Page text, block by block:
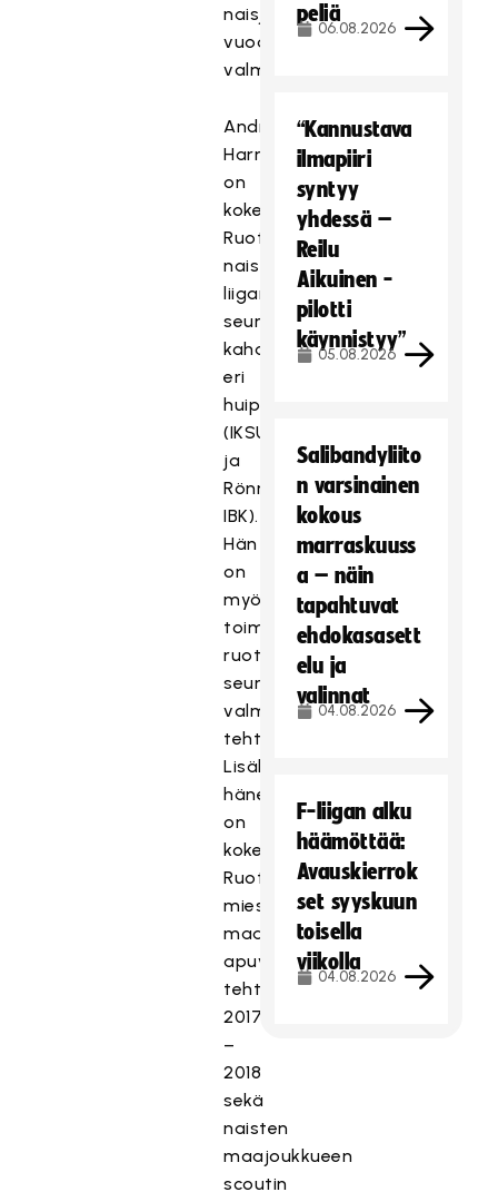
naisjoukkueiden
vuoden
valmentajaksi.
Andreas
Harneskilla
on
kokemusta
Ruotsin
naisten
liigan
seuravalmennuksesta
kahdesta
eri
huippuorganisaatiossa
(IKSU
ja
Rönnby
IBK).
Hän
on
myös
toiminut
ruotsalaisissa
seuroissa
valmennuspäällikön
tehtävissä.
Lisäksi
hänellä
on
kokemusta
Ruotsin
miesten
maajoukkueen
apuvalmentajan
tehtävistä
2017
–
2018
sekä
naisten
maajoukkueen
scoutin
peliä
06.08.2026
“Kannustava
ilmapiiri
syntyy
yhdessä –
Reilu
Aikuinen -
pilotti
käynnistyy”
05.08.2026
Salibandyliito
n varsinainen
kokous
marraskuuss
a – näin
tapahtuvat
ehdokasasett
elu ja
valinnat
04.08.2026
F-liigan alku
häämöttää:
Avauskierrok
set syyskuun
toisella
viikolla
04.08.2026